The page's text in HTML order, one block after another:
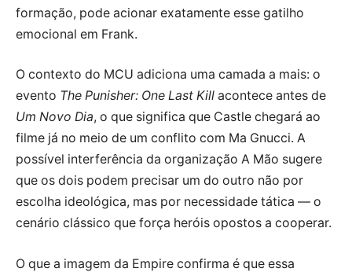
formação, pode acionar exatamente esse gatilho
emocional em Frank.
O contexto do MCU adiciona uma camada a mais: o
evento The Punisher: One Last Kill acontece antes de
Um Novo Dia, o que significa que Castle chegará ao
filme já no meio de um conflito com Ma Gnucci. A
possível interferência da organização A Mão sugere
que os dois podem precisar um do outro não por
escolha ideológica, mas por necessidade tática — o
cenário clássico que força heróis opostos a cooperar.
O que a imagem da Empire confirma é que essa